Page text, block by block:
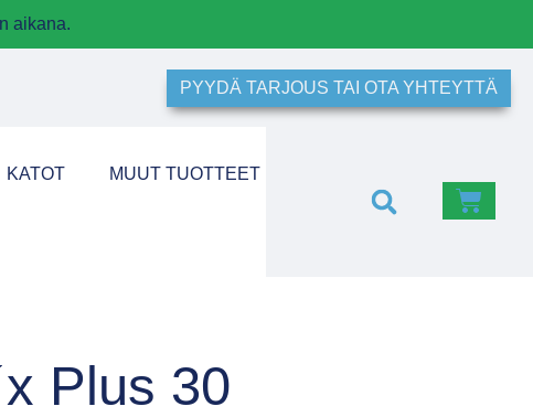
aikana.
PYYDÄ TARJOUS TAI OTA YHTEYTTÄ
KATOT MUUT TUOTTEET
Plus 30